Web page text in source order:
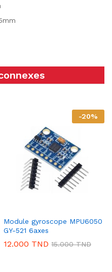
-20%
Module gyroscope MPU6050
GY-521 6axes
12.000 TND 15.000TND